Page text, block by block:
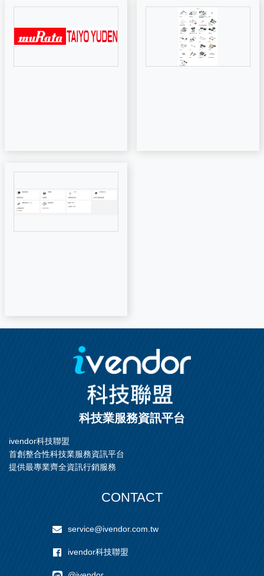
科技業服務資訊平台
ivendor科技聯盟
首創整合性科技業服務資訊平台
提供最專業齊全資訊行銷服務
CONTACT
service@ivendor.com.tw
ivendor科技聯盟